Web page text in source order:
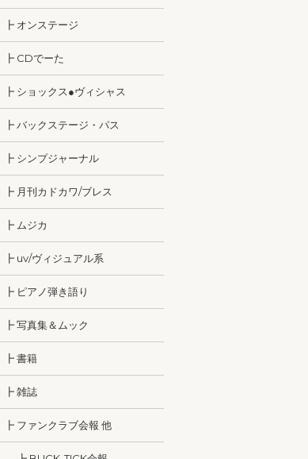
┣ オンステージ
┣ CDでーた
┣ ショックス●ヴィシャス
┣ バックステージ・パス
┣ シンプジャーナル
┣ 月刊カドカワ/ブレス
┣ ムジカ
┣ uv/ヴィジュアル系
┣ ピアノ弾き語り
┣ 写真集＆ムック
┣ 書籍
┣ 雑誌
┣ ファンクラブ会報 他